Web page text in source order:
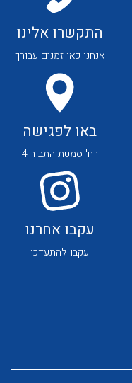
לכל מוצרי היצרן
התקשרו אלינו
אנחנו כאן זמנים עבורך
באו לפגישה
רח' סמטת התבור 4
עקבו אחרנו
עקבו להתעדכן